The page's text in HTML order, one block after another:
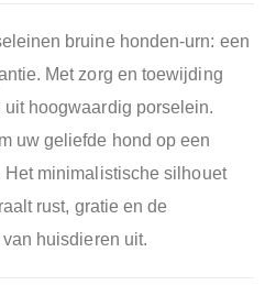
bruine honden-urn: een
Met zorg en toewijding
hoogwaardig porselein.
uw geliefde hond op een
minimalistische silhouet
rust, gratie en de
huisdieren uit.